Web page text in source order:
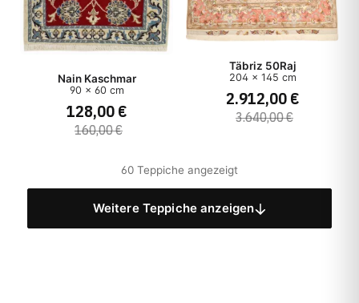
Nain Kaschmar
90 x 60 cm
128,00 €
160,00 €
Täbriz 50Raj
204 x 145 cm
2.912,00 €
3.640,00 €
60 Teppiche angezeigt
Weitere Teppiche anzeigen